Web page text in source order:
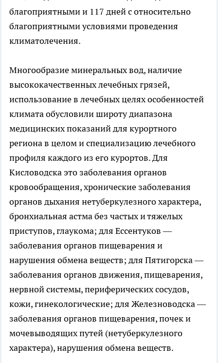
благоприятными и 117 дней с относительно
благоприятными условиями проведения
климатолечения.
Многообразие минеральных вод, наличие
высококачественных лечебных грязей,
использование в лечебных целях особенностей
климата обусловили широту диапазона
медицинских показаний для курортного
региона в целом и специализацию лечебного
профиля каждого из его курортов. Для
Кисловодска это заболевания органов
кровообращения, хронические заболевания
органов дыхания нетуберкулезного характера,
бронхиальная астма без частых и тяжелых
приступов, глаукома; для Ессентуков —
заболевания органов пищеварения и
нарушения обмена веществ; для Пятигорска —
заболевания органов движения, пищеварения,
нервной системы, периферических сосудов,
кожи, гинекологические; для Железноводска —
заболевания органов пищеварения, почек и
мочевыводящих путей (нетуберкулезного
характера), нарушения обмена веществ.